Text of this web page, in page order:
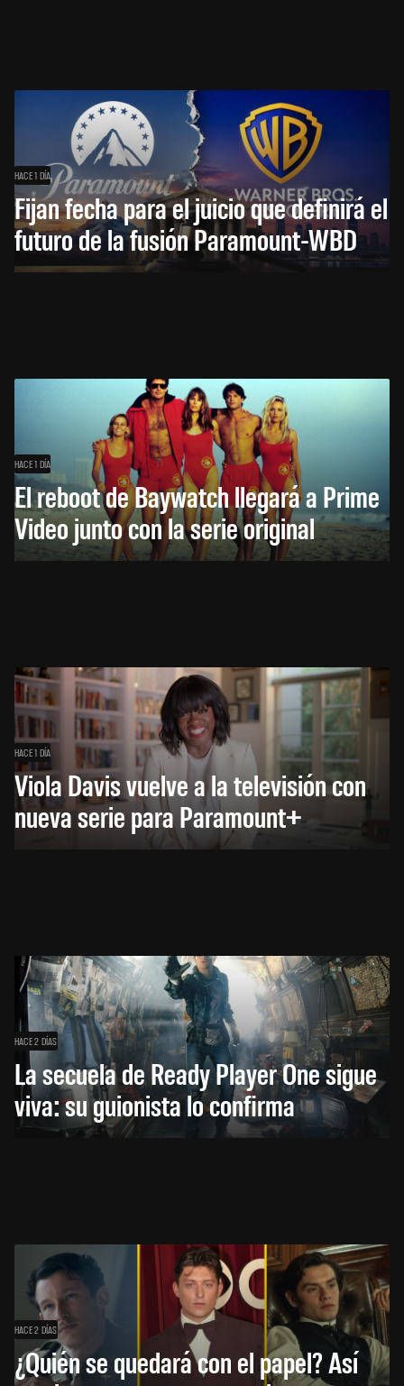
HACE 1 DÍA
Fijan fecha para el juicio que definirá el
futuro de la fusión Paramount-WBD
HACE 1 DÍA
El reboot de Baywatch llegará a Prime
Video junto con la serie original
HACE 1 DÍA
Viola Davis vuelve a la televisión con
nueva serie para Paramount+
HACE 2 DÍAS
La secuela de Ready Player One sigue
viva: su guionista lo confirma
HACE 2 DÍAS
¿Quién se quedará con el papel? Así